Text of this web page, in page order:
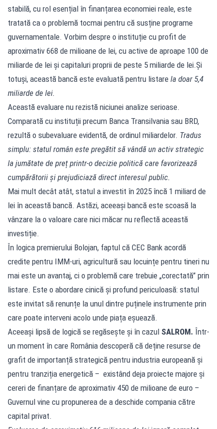
stabilă, cu rol esențial în finanțarea economiei reale, este
tratată ca o problemă tocmai pentru că susține programe
guvernamentale. Vorbim despre o instituție cu profit de
aproximativ 668 de milioane de lei, cu active de aproape 100 de
miliarde de lei și capitaluri proprii de peste 5 miliarde de lei.Și
totuși, această bancă este evaluată pentru listare la doar 5,4
miliarde de lei.
Această evaluare nu rezistă niciunei analize serioase.
Comparată cu instituții precum Banca Transilvania sau BRD,
rezultă o subevaluare evidentă, de ordinul miliardelor. Tradus
simplu: statul român este pregătit să vândă un activ strategic
la jumătate de preț printr-o decizie politică care favorizează
cumpărătorii și prejudiciază direct interesul public.
Mai mult decât atât, statul a investit în 2025 încă 1 miliard de
lei în această bancă. Astăzi, aceeași bancă este scoasă la
vânzare la o valoare care nici măcar nu reflectă această
investiție.
În logica premierului Bolojan, faptul că CEC Bank acordă
credite pentru IMM-uri, agricultură sau locuințe pentru tineri nu
mai este un avantaj, ci o problemă care trebuie „corectată” prin
listare. Este o abordare cinică și profund periculoasă: statul
este invitat să renunțe la unul dintre puținele instrumente prin
care poate interveni acolo unde piața eșuează.
Aceeași lipsă de logică se regăsește și în cazul SALROM. Într-
un moment în care România descoperă că deține resurse de
grafit de importanță strategică pentru industria europeană și
pentru tranziția energetică – existând deja proiecte majore și
cereri de finanțare de aproximativ 450 de milioane de euro –
Guvernul vine cu propunerea de a deschide compania către
capital privat.